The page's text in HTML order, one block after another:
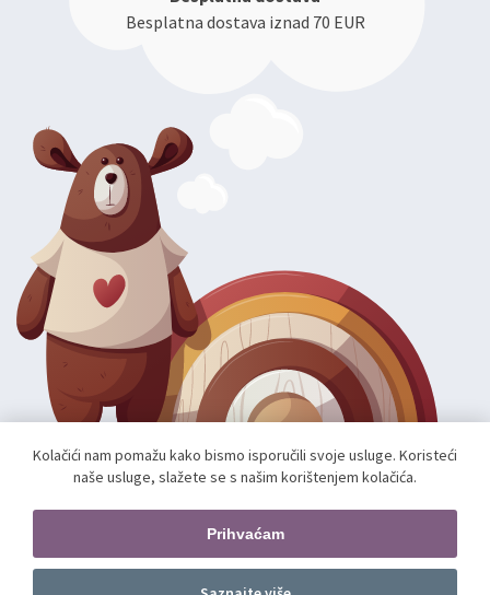
Besplatna dostava iznad 70 EUR
Pratite nas
Kolačići nam pomažu kako bismo isporučili svoje usluge. Koristeći
naše usluge, slažete se s našim korištenjem kolačića.
Prihvaćam